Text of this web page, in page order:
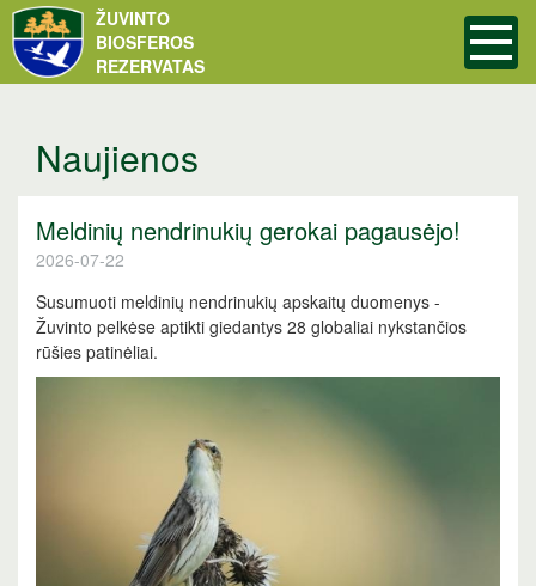
ŽUVINTO
BIOSFEROS
REZERVATAS
Naujienos
Meldinių nendrinukių gerokai pagausėjo!
2026-07-22
Susumuoti meldinių nendrinukių apskaitų duomenys -
Žuvinto pelkėse aptikti giedantys 28 globaliai nykstančios
rūšies patinėliai.